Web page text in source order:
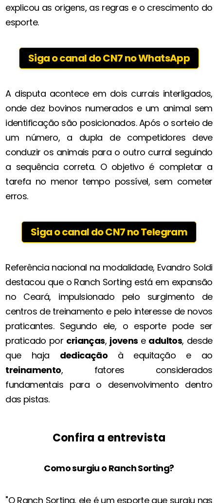
explicou as origens, as regras e o crescimento do
esporte.
Siga o canal do CN7 no WhatsApp
A disputa acontece em dois currais interligados,
onde dez bovinos numerados e um animal sem
identificação são posicionados. Após o sorteio de
um número, a dupla de competidores deve
conduzir os animais para o outro curral seguindo
a sequência correta. O objetivo é completar a
tarefa no menor tempo possível, sem cometer
erros.
Siga o canal do CN7 no Telegram
Referência nacional na modalidade, Evandro Soldi
destacou que o Ranch Sorting está em expansão
no Ceará, impulsionado pelo surgimento de
centros de treinamento e pelo interesse de novos
praticantes. Segundo ele, o esporte pode ser
praticado por crianças, jovens e adultos, desde
que haja dedicação à equitação e ao
treinamento, fatores considerados
fundamentais para o desenvolvimento dentro
das pistas.
Confira a entrevista
Como surgiu o Ranch Sorting?
"O Ranch Sorting, ele é um esporte que surgiu nas